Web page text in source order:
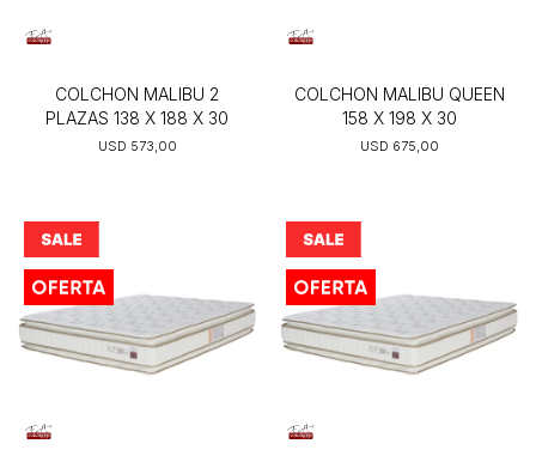
COLCHON MALIBU 2
PLAZAS 138 X 188 X 30
USD 573,00
COLCHON MALIBU QUEEN
158 X 198 X 30
USD 675,00